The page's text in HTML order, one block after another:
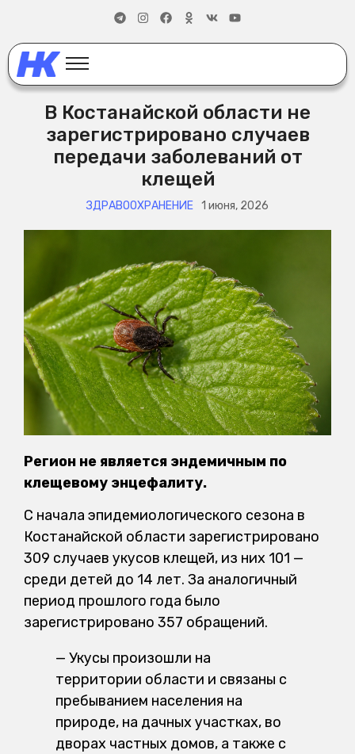
В Костанайской области не
зарегистрировано случаев
передачи заболеваний от
клещей
ЗДРАВООХРАНЕНИЕ 1 июня, 2026
Регион не является эндемичным по
клещевому энцефалиту.
С начала эпидемиологического сезона в
Костанайской области зарегистрировано
309 случаев укусов клещей, из них 101 —
среди детей до 14 лет. За аналогичный
период прошлого года было
зарегистрировано 357 обращений.
— Укусы произошли на
территории области и связаны с
пребыванием населения на
природе, на дачных участках, во
дворах частных домов, а также с